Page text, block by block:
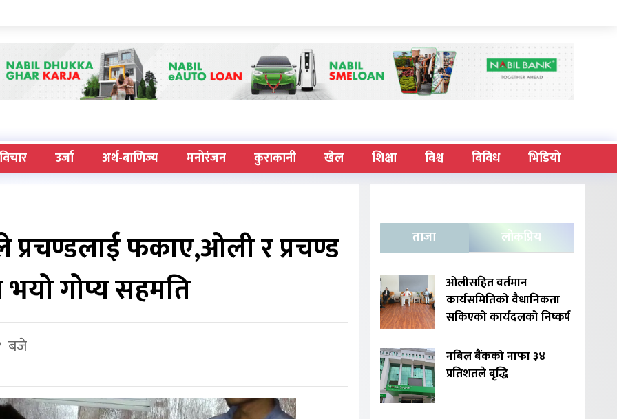
विचार उर्जा अर्थ-बाणिज्य मनोरंजन कुराकानी खेल शिक्षा विश्व विविध भिडियो
फकाए,ओली र प्रचण्ड
भयो गोप्य सहमति
बजे
ताजा लोकप्रिय
ओलीसहित वर्तमान
कार्यसमितिको वैधानिकता
सकिएको कार्यदलको निष्कर्ष
नबिल बैंकको नाफा ३४
प्रतिशतले बृद्धि